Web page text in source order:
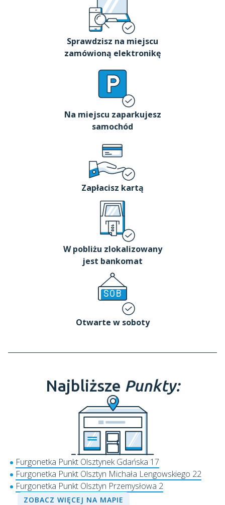
Sprawdzisz na miejscu
zamówioną elektronikę
Na miejscu zaparkujesz
samochód
Zapłacisz kartą
W pobliżu zlokalizowany
jest bankomat
Otwarte w soboty
Najbliższe Punkty:
Furgonetka Punkt Olsztynek Gdańska 17
Furgonetka Punkt Olsztyn Michała Lengowskiego 22
Furgonetka Punkt Olsztyn Przemysłowa 2
ZOBACZ WIĘCEJ NA MAPIE